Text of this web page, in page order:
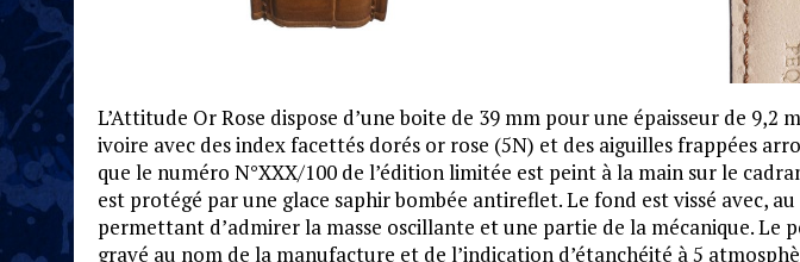
L’Attitude Or Rose dispose d’une boite de 39 mm pour une épaisseur de 9,2
ivoire avec des index facettés dorés or rose (5N) et des aiguilles frappées
que le numéro N°XXX/100 de l’édition limitée est peint à la main sur le
est protégé par une glace saphir bombée antireflet. Le fond est vissé avec,
permettant d’admirer la masse oscillante et une partie de la mécanique. Le
gravé au nom de la manufacture et de l’indication d’étanchéité à 5